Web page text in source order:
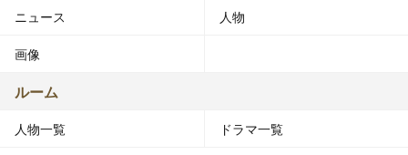
ニュース 人物
画像
ルーム
人物一覧 ドラマ一覧